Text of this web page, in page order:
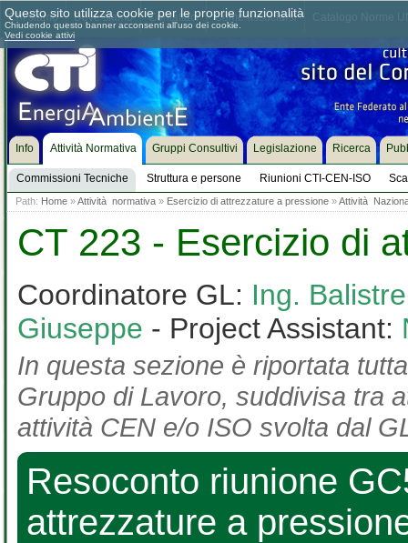
Chi siamo Dove siamo Contattaci Come associarsi
Info Attività Normativa
Commissioni Tecniche Struttura e persone Riunioni CTI-CEN-ISO
Gruppi Consultivi Legislazione Ricerca
Path: Home »Attività normativa » Esercizio di attrezzature a pressione »Attività
CT 223 - Esercizio di
Coordinatore GL: Ing.
Giuseppe - Project Assistant:
In questa sezione è riportata
Gruppo di Lavoro, suddivisa tra
attività CEN e/o ISO svolta dal
Resoconto riunione
attrezzature a
Questo sito utilizza cookie per le proprie funzionalità
Chiudendo questo banner acconsenti all'uso dei cookie.
Vedi cookie attivi